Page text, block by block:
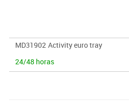
MD31902 Activity euro tray
24/48 horas